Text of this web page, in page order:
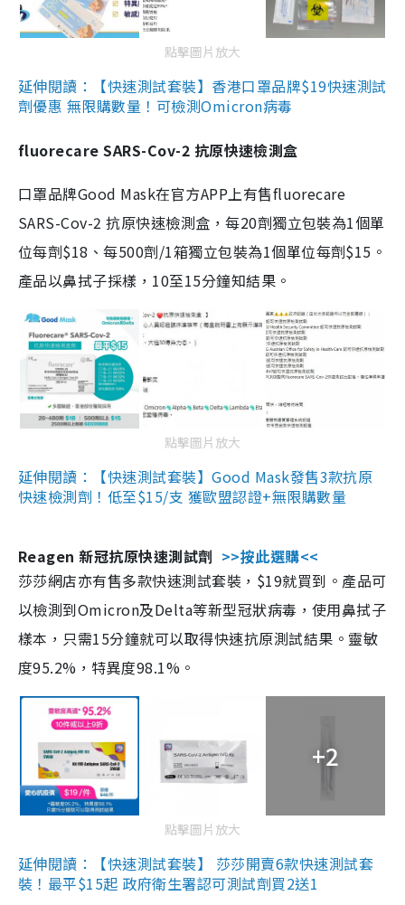
點擊圖片放大
延伸閱讀：【快速測試套裝】香港口罩品牌$19快速測試
劑優惠 無限購數量！可檢測Omicron病毒
fluorecare SARS-Cov-2 抗原快速檢測盒
口罩品牌Good Mask在官方APP上有售fluorecare
SARS-Cov-2 抗原快速檢測盒，每20劑獨立包裝為1個單
位每劑$18、每500劑/1箱獨立包裝為1個單位每劑$15。
產品以鼻拭子採樣，10至15分鐘知結果。
點擊圖片放大
延伸閱讀：【快速測試套裝】Good Mask發售3款抗原
快速檢測劑！低至$15/支 獲歐盟認證+無限購數量
Reagen 新冠抗原快速測試劑 >>按此選購<<
莎莎網店亦有售多款快速測試套裝，$19就買到。產品可
以檢測到Omicron及Delta等新型冠狀病毒，使用鼻拭子
樣本，只需15分鐘就可以取得快速抗原測試結果。靈敏
度95.2%，特異度98.1%。
+2
點擊圖片放大
延伸閱讀：【快速測試套裝】 莎莎開賣6款快速測試套
裝！最平$15起 政府衛生署認可測試劑買2送1